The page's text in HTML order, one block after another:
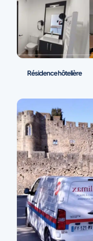
Résidence hôtelière